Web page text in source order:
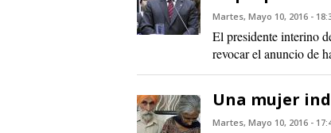
Martes, Mayo 10, 2016 -
El presidente interino
revocar el anuncio de
Una mujer
Martes, Mayo 10, 2016 -